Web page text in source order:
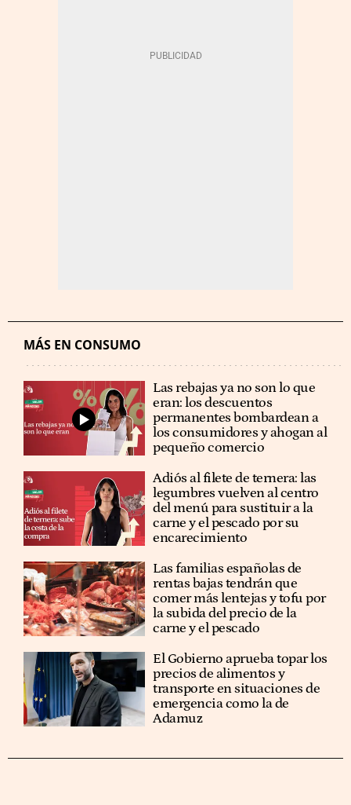
MÁS EN CONSUMO
Las rebajas ya no son lo que
eran: los descuentos
permanentes bombardean a
los consumidores y ahogan al
pequeño comercio
Adiós al filete de ternera: las
legumbres vuelven al centro
del menú para sustituir a la
carne y el pescado por su
encarecimiento
Las familias españolas de
rentas bajas tendrán que
comer más lentejas y tofu por
la subida del precio de la
carne y el pescado
El Gobierno aprueba topar los
precios de alimentos y
transporte en situaciones de
emergencia como la de
Adamuz